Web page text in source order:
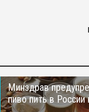
Минздрав
пиво пить в России